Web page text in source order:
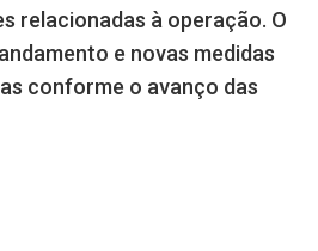
relacionadas à operação. O
e novas medidas
conforme o avanço das